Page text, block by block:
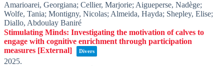
Amarioarei, Georgiana; Cellier, Marjorie; Aigueperse, Nadège;
Wolfe, Tania; Montigny, Nicolas; Almeida, Hayda; Shepley, Elise;
Diallo, Abdoulay Baniré
Stimulating Minds: Investigating the motivation of calves to
engage with cognitive enrichment through participation
measures [External] Divers
2025.